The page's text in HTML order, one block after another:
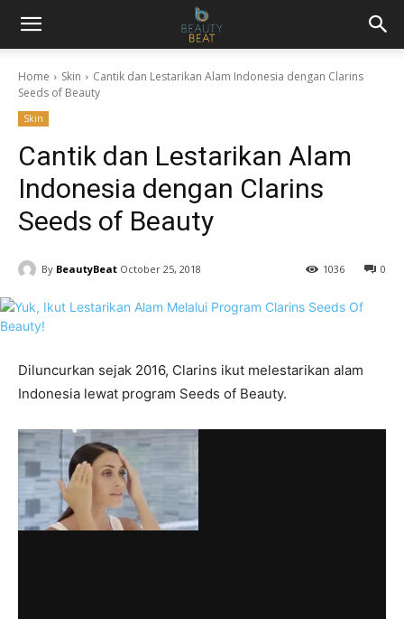
Home Skin
Cantik dan Lestarikan Alam Indonesia dengan Clarins
Seeds of Beauty
Skin
Cantik dan Lestarikan Alam
Indonesia dengan Clarins
Seeds of Beauty
By BeautyBeat October 25, 2018 0
1036
Diluncurkan sejak 2016, Clarins ikut melestarikan alam
Indonesia lewat program Seeds of Beauty.